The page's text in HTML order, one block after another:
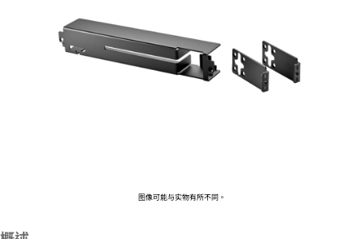
立即购买
图像可能与实物有所不同。